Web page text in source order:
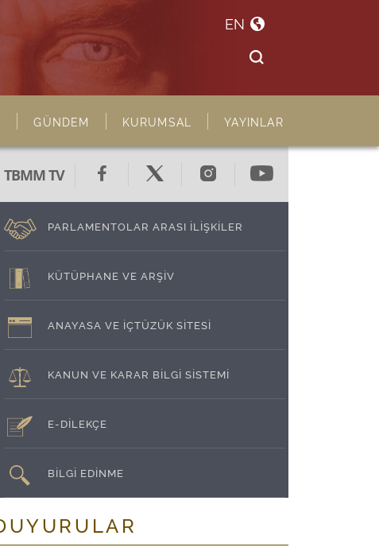
EN
GÜNDEM KURUMSAL YAYINLAR
TBMM TV
PARLAMENTOLAR ARASI İLİŞKİLER
KÜTÜPHANE VE ARŞİV
ANAYASA VE İÇTÜZÜK SİTESİ
KANUN VE KARAR BİLGİ SİSTEMİ
E-DİLEKÇE
BİLGİ EDİNME